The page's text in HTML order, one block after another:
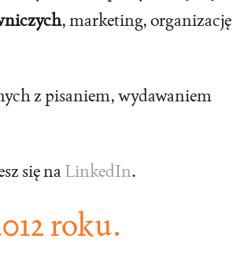
, marketing, organizację
z pisaniem, wydawaniem
się na LinkedIn.
roku.